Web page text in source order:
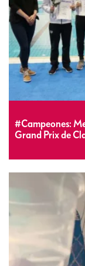
#Campeones:
Grand Prix de